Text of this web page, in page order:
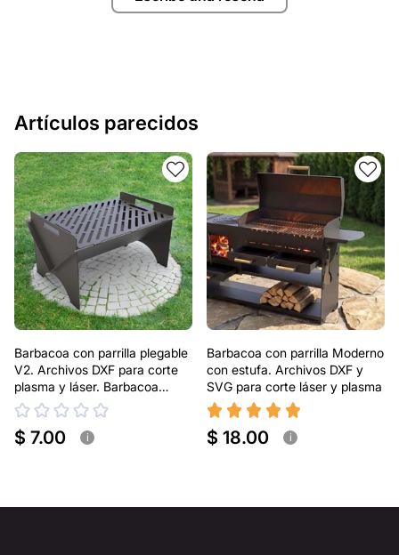
Artículos parecidos
Barbacoa con parrilla plegable
V2. Archivos DXF para corte
plasma y láser. Barbacoa
portátil
$ 7.00 i
Barbacoa con parrilla Moderno
con estufa. Archivos DXF y
SVG para corte láser y plasma
$ 18.00 i